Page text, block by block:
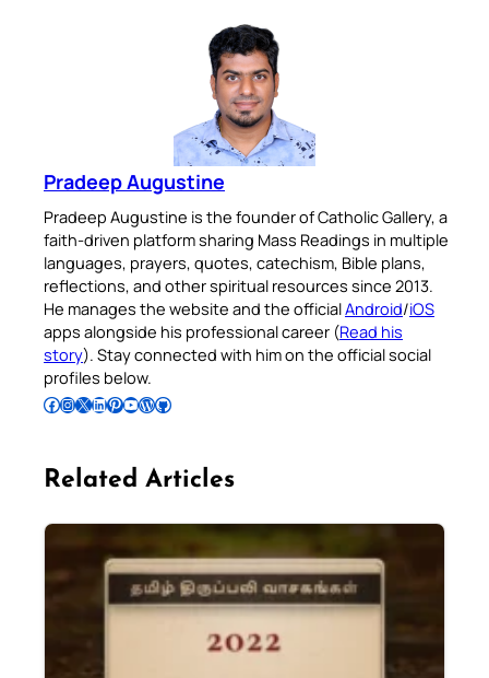
Pradeep Augustine
Pradeep Augustine is the founder of Catholic Gallery, a
faith-driven platform sharing Mass Readings in multiple
languages, prayers, quotes, catechism, Bible plans,
reflections, and other spiritual resources since 2013.
He manages the website and the officialAndroid/iOS
apps alongside his professional career (Read his
story). Stay connected with him on the official social
profiles below.
Follow Pradeep on Facebook Follow Pradeep on InstagramFollow Pradeep on X Follow Pradeep on LinkedIn Follow Pradeep on Pinterest Subscribe to Pradeep’s Youtube Channel Follow Pradeep on WordPress Follow Pradeep on GitHub
Related Articles